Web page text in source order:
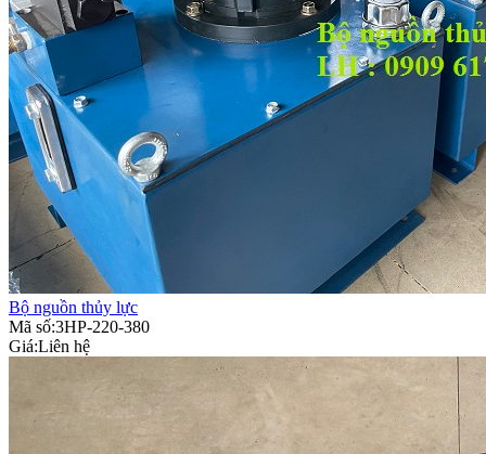
Bộ nguồn thủy lực
Mã số:3HP-220-380
Giá:Liên hệ